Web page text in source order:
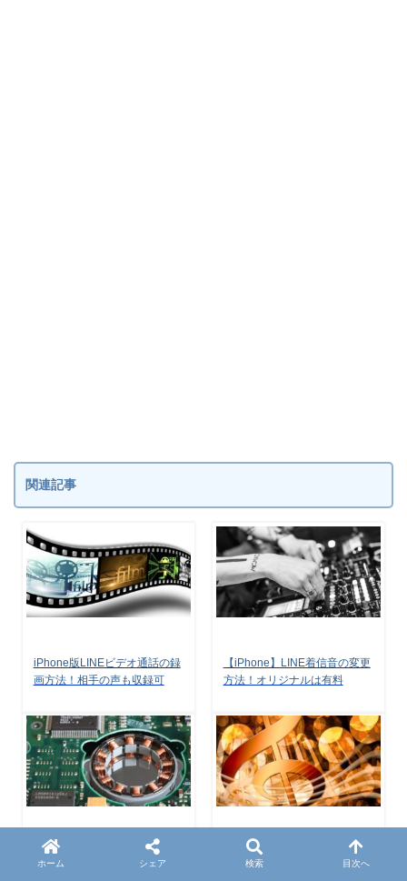
関連記事
iPhone版LINEビデオ通話の録
画方法！相手の声も収録可
【iPhone】LINE着信音の変更
方法！オリジナルは有料
iPhone版LINEが重くて落ちる
原因は着せかえか容量不足
【iPhone】LINEのうるさい通
知音・音量を変更する方法
ホーム シェア 検索 目次へ